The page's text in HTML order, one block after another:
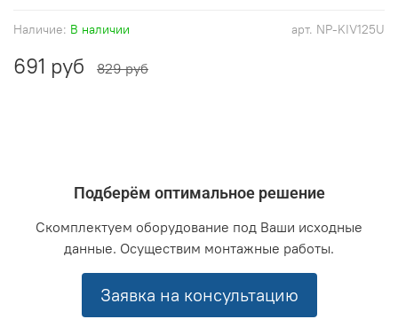
арт. NP-KIV125U
Наличие: В наличии
691 руб 829 руб
Подберём оптимальное решение
Скомплектуем оборудование под Ваши исходные
данные. Осуществим монтажные работы.
Заявка на консультацию